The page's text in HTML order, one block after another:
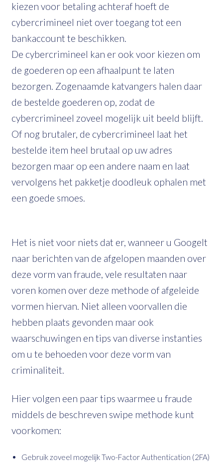
kiezen voor betaling achteraf hoeft de
cybercrimineel niet over toegang tot een
bankaccount te beschikken.
De cybercrimineel kan er ook voor kiezen om
de goederen op een afhaalpunt te laten
bezorgen. Zogenaamde katvangers halen daar
de bestelde goederen op, zodat de
cybercrimineel zoveel mogelijk uit beeld blijft.
Of nog brutaler, de cybercrimineel laat het
bestelde item heel brutaal op uw adres
bezorgen maar op een andere naam en laat
vervolgens het pakketje doodleuk ophalen met
een goede smoes.
Het is niet voor niets dat er, wanneer u Googelt
naar berichten van de afgelopen maanden over
deze vorm van fraude, vele resultaten naar
voren komen over deze methode of afgeleide
vormen hiervan. Niet alleen voorvallen die
hebben plaats gevonden maar ook
waarschuwingen en tips van diverse instanties
om u te behoeden voor deze vorm van
criminaliteit.
Hier volgen een paar tips waarmee u fraude
middels de beschreven swipe methode kunt
voorkomen:
Gebruik zoveel mogelijk Two-Factor Authentication (2FA)